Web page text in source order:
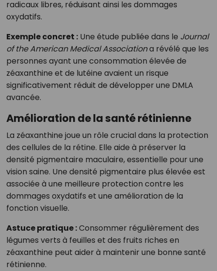
radicaux libres, réduisant ainsi les dommages
oxydatifs.
Exemple concret :Une étude publiée dans le Journal
of the American Medical Associationa révélé que les
personnes ayant une consommation élevée de
zéaxanthine et de lutéine avaient un risque
significativement réduit de développer une DMLA
avancée.
Amélioration de la santé rétinienne
La zéaxanthine joue un rôle crucial dans la protection
des cellules de la rétine. Elle aide à préserver la
densité pigmentaire maculaire, essentielle pour une
vision saine. Une densité pigmentaire plus élevée est
associée à une meilleure protection contre les
dommages oxydatifs et une amélioration de la
fonction visuelle.
Astuce pratique :Consommer régulièrement des
légumes verts à feuilles et des fruits riches en
zéaxanthine peut aider à maintenir une bonne santé
rétinienne.